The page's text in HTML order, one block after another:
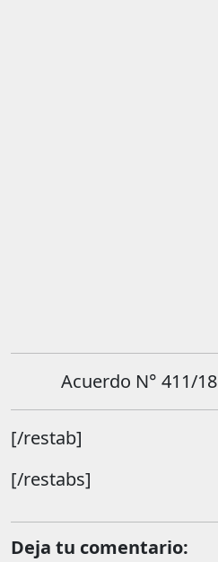
Acuerdo N° 411/18
[/restab]
[/restabs]
Deja tu comentario: